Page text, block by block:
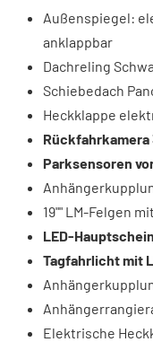
Außenspiegel:
anklappbar
Dachreling
Schiebedach
Heckklappe
Rückfahrkamera
Parksensoren
19"" LM-Felgen
LED-
Tagfahrlicht mit
Elektrische